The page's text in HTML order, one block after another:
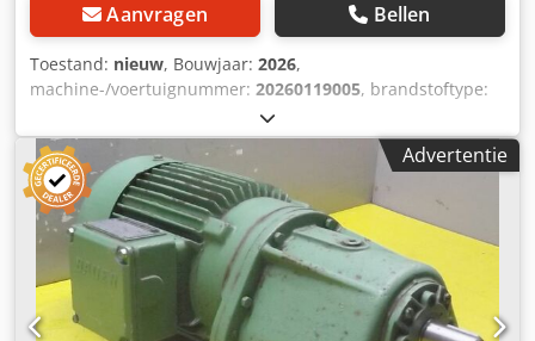
Aanvragen Bellen
Toestand: nieuw, Bouwjaar: 2026,
machine-/voertuignummer: 20260119005, brandstoftype:
Perkins 1106A-70TAG3
Toepassingsdoel: Bouw Leeggewicht: 2.025 kg
Generatorvermogen: 200 kVA Afmetingen laadruimte: 331 x
113 x 160 cm CE-keurmerk: ja Watertankinhoud: 224 l Land
van productie: CN Dodpfx Acjyy H U Ij Heck Neem contact
op met Team DPX voor meer informatie. = Verdere opties
en accessoires = - Accu - Bedieningspaneel - Stalen dak -
Tankwagen
Advertentie